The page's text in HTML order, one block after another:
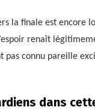
la finale est encore
renaît
pas connu pareille
dans